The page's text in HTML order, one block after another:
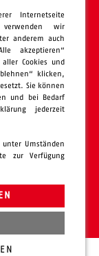
Internetseite
verwenden wir
anderem auch
akzeptieren“
Cookies und
klicken,
Sie können
und bei Bedarf
jederzeit
Umständen
zur Verfügung